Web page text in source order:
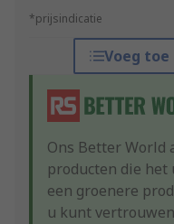
*prijsindicatie
Voeg
Ons Better World
producten die het
een groenere
u kunt